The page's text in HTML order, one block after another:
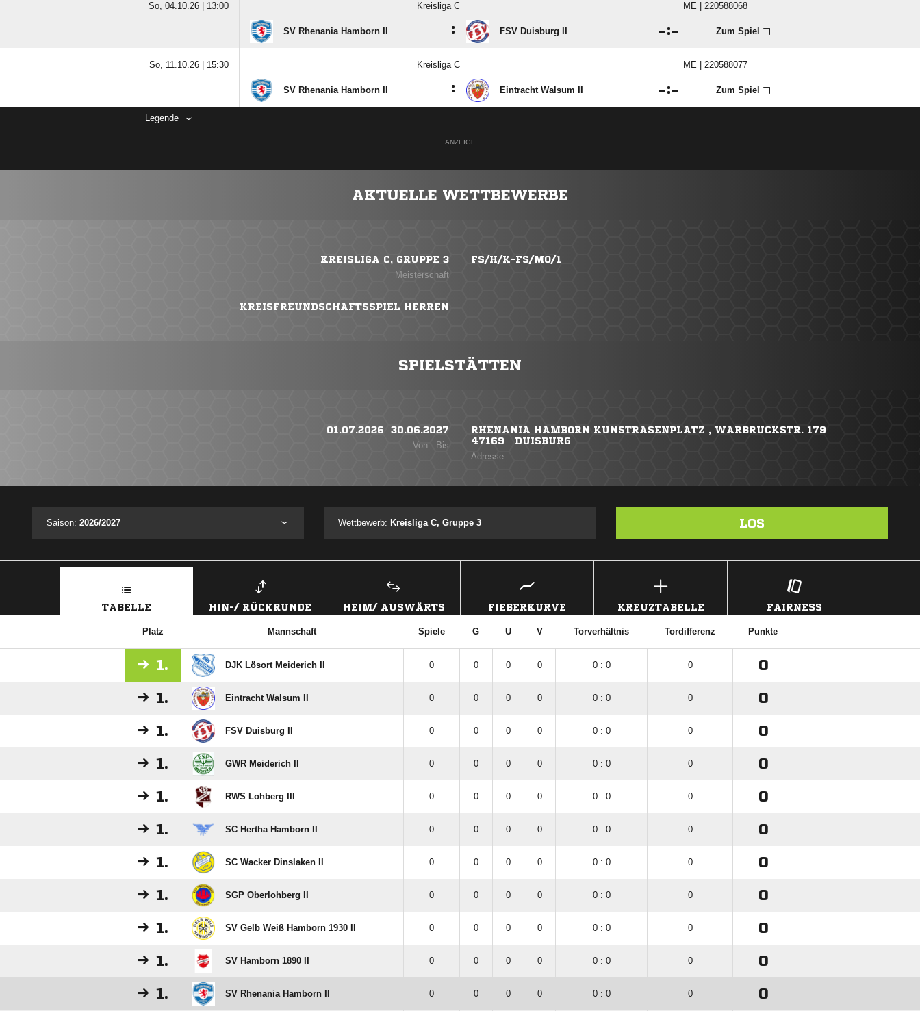
So, 04.10.26 | 13:00 Kreisliga C ME | 220588068
SV Rhenania Hamborn II : FSV Duisburg II : Zum Spiel
So, 11.10.26 | 15:30 Kreisliga C ME | 220588077
SV Rhenania Hamborn II : Eintracht Walsum II : Zum Spiel
Legende
ANZEIGE
AKTUELLE WETTBEWERBE
KREISLIGA C, GRUPPE 3
Meisterschaft
FS/H/K-FS/MO/1
KREISFREUNDSCHAFTSSPIEL HERREN
SPIELSTÄTTEN
01.07.2026 ​ 30.06.2027
Von - Bis
RHENANIA HAMBORN KUNSTRASENPLATZ , WARBRUCKSTR. 179
47169 DUISBURG
Adresse
Saison: 2026/2027 Wettbewerb: Kreisliga C, Gruppe 3 LOS
TABELLE HIN-/ RÜCKRUNDE HEIM/ AUSWÄRTS FIEBERKURVE KREUZTABELLE FAIRNESS
Platz Mannschaft Spiele G U V Torverhältnis Tordifferenz Punkte
1. DJK Lösort Meiderich II 0 0 0 0 0 : 0 0 0
1. Eintracht Walsum II 0 0 0 0 0 : 0 0 0
1. FSV Duisburg II 0 0 0 0 0 : 0 0 0
1. GWR Meiderich II 0 0 0 0 0 : 0 0 0
1. RWS Lohberg III 0 0 0 0 0 : 0 0 0
1. SC Hertha Hamborn II 0 0 0 0 0 : 0 0 0
1. SC Wacker Dinslaken II 0 0 0 0 0 : 0 0 0
1. SGP Oberlohberg II 0 0 0 0 0 : 0 0 0
1. SV Gelb Weiß Hamborn 1930 II 0 0 0 0 0 : 0 0 0
1. SV Hamborn 1890 II 0 0 0 0 0 : 0 0 0
1. SV Rhenania Hamborn II 0 0 0 0 0 : 0 0 0